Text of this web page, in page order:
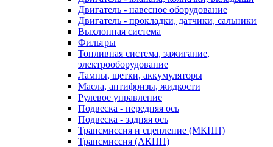
Двигатель - навесное оборудование
Двигатель - прокладки, датчики, сальники
Выхлопная система
Фильтры
Топливная система, зажигание,
электрооборудование
Лампы, щетки, аккумуляторы
Масла, антифризы, жидкости
Рулевое управление
Подвеска - передняя ось
Подвеска - задняя ось
Трансмиссия и сцепление (МКПП)
Трансмиссия (АКПП)